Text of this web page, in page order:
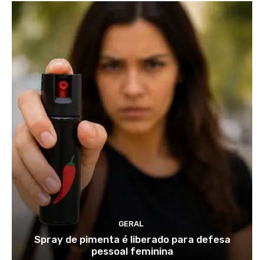
GERAL
Spray de pimenta é liberado para defesa
pessoal feminina